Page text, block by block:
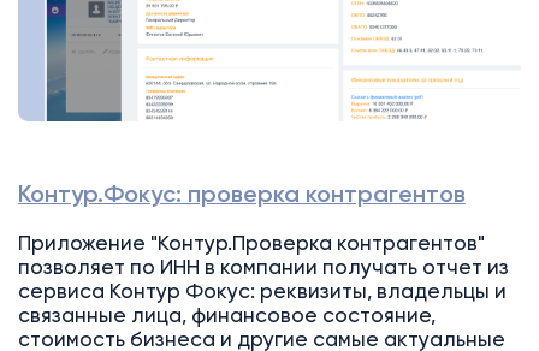
Контур.Фокус: проверка контрагентов
Приложение "Контур.Проверка контрагентов"
позволяет по ИНН в компании получать отчет из
сервиса Контур Фокус: реквизиты, владельцы и
связанные лица, финансовое состояние,
стоимость бизнеса и другие самые актуальные